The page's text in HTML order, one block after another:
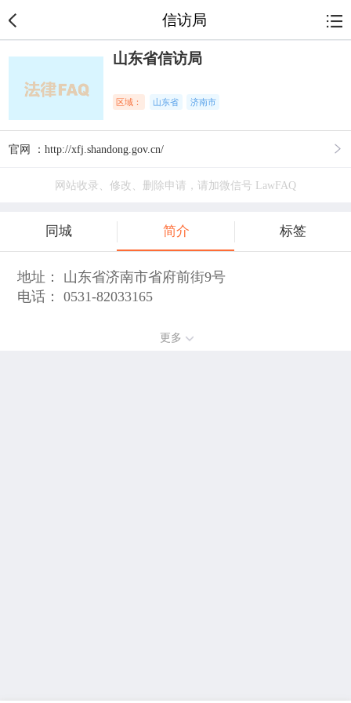
信访局
山东省信访局
区域： 山东省 济南市
官网 ：http://xfj.shandong.gov.cn/
网站收录、修改、删除申请，请加微信号 LawFAQ
同城 简介 标签
地址： 山东省济南市省府前街9号
电话： 0531-82033165
更多